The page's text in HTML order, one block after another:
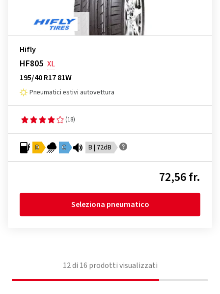
Hifly
HF805 XL
195/40 R17 81W
Pneumatici estivi autovettura
(18)
D C B | 72dB
72,56 fr.
Seleziona pneumatico
12di 16 prodotti visualizzati